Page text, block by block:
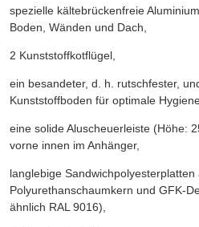
spezielle kältebrückenfreie
Boden, Wänden und Dach,
2 Kunststoffkotflügel,
ein besandeter, d. h. rutschfester,
Kunststoffboden für optimale
eine solide Aluscheuerleiste (Höhe:
vorne innen im Anhänger,
langlebige
Polyurethanschaumkern und GFK-
ähnlich RAL 9016),